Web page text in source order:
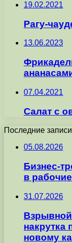
19.02.2021
Рагу-
13.06.2023
07.04.2021
Салат с
Последние записи
05.08.2026
Бизнес-
в
31.07.2026
Взрывной
накрутка
новому